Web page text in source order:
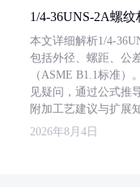
1/4-36UNS-2A螺
本文详细解析1/4-
包括外径、螺距、公
（ASME B1.1标准）
见疑问，通过公式推
附加工艺建议与扩展
2026年8月4日